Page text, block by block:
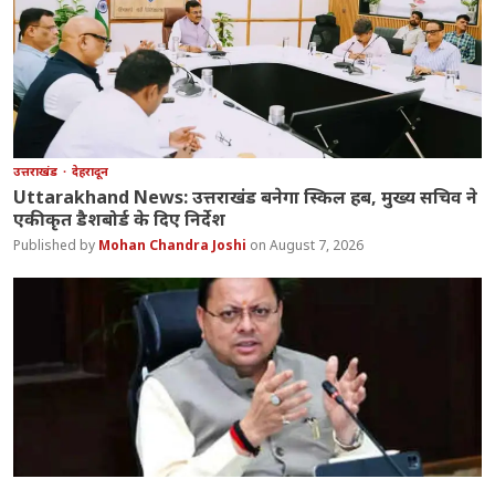
उत्तराखंड देहरादून
Uttarakhand News: उत्तराखंड बनेगा स्किल हब, मुख्य सचिव ने
एकीकृत डैशबोर्ड के दिए निर्देश
Mohan Chandra Joshi August 7, 2026